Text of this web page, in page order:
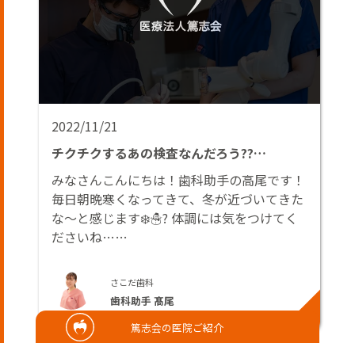
篤志会の医院ご紹介
2022/11/21
チクチクするあの検査なんだろう??…
みなさんこんにちは！歯科助手の高尾です！
毎日朝晩寒くなってきて、冬が近づいてきた
な〜と感じます❄️☃️? 体調には気をつけてく
ださいね……
さこだ歯科
歯科助手 髙尾